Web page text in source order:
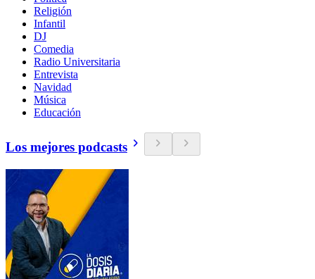
Religión
Infantil
DJ
Comedia
Radio Universitaria
Entrevista
Navidad
Música
Educación
Los mejores podcasts